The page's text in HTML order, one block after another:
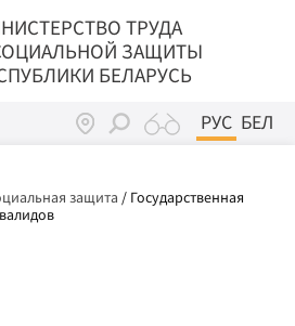
ТРУДА
ЗАЩИТЫ
БЕЛАРУСЬ
РУС БЕЛ
защита / Государственная